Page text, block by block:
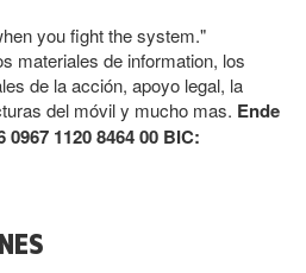
you fight the system."
materiales de information, los
de la acción, apoyo legal, la
del móvil y mucho mas. Ende
1120 8464 00 BIC: